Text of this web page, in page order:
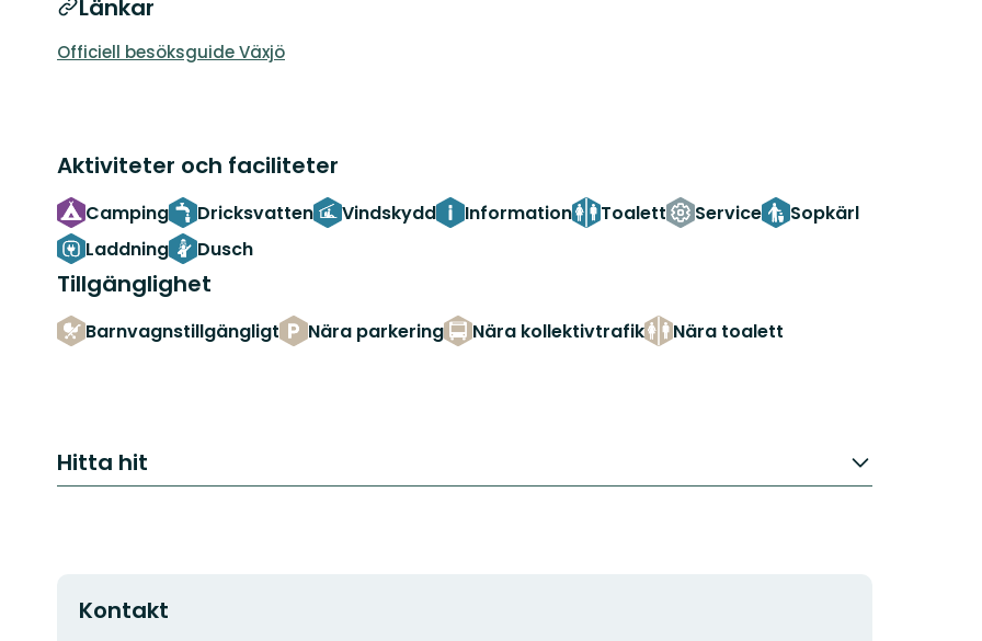
Länkar
Officiell besöksguide Växjö
Aktiviteter och faciliteter
Camping Dricksvatten Vindskydd Information Toalett Service
Sopkärl
Laddning
Dusch
Tillgänglighet
Barnvagnstillgängligt Nära parkering Nära kollektivtrafik Nära toalett
Hitta hit
Kontakt